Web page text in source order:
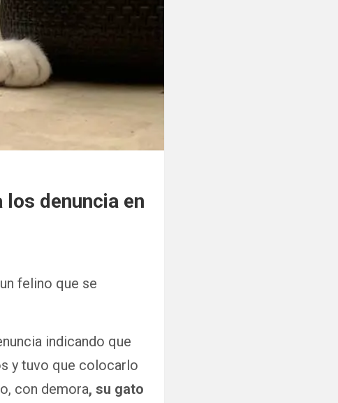
denuncia en
un felino que se
indicando que
y tuvo que colocarlo
con demora, su gato